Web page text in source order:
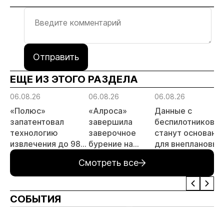
Отправить
ЕЩЕ ИЗ ЭТОГО РАЗДЕЛА
06.08.26
«Полюс»
запатентовал
технологию
извлечения до 98%
золота из
металлургического
шлака
06.08.26
«Алроса»
завершила
заверочное
бурение на
месторождении
Дегдекан
06.08.26
Данные с
беспилотников
станут
для внеплановых
Смотреть все
СОБЫТИЯ